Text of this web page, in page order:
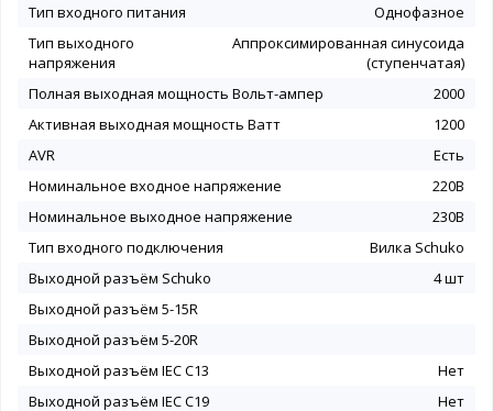
Тип входного питания
Однофазное
Тип выходного
напряжения
Аппроксимированная синусоида
(ступенчатая)
Полная выходная мощность Вольт-ампер
2000
Активная выходная мощность Ватт
1200
AVR
Есть
Номинальное входное напряжение
220В
Номинальное выходное напряжение
230В
Тип входного подключения
Вилка Schuko
Выходной разъём Schuko
4 шт
Выходной разъём 5-15R
Выходной разъём 5-20R
Выходной разъём IEC C13
Нет
Выходной разъём IEC C19
Нет